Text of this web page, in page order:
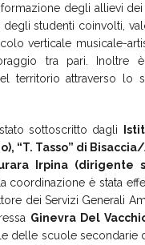
degli allievi
studenti coinvolti,
verticale musicale-
tra pari. Inoltre
territorio attraverso lo
sottoscritto dagli
“T. Tasso” di
Irpina (dirigente
è stata
dei Servizi Generali
Ginevra Del
delle scuole secondarie